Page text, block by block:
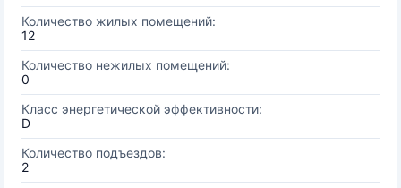
Количество жилых помещений:
12
Количество нежилых помещений:
0
Класс энергетической эффективности:
D
Количество подъездов:
2